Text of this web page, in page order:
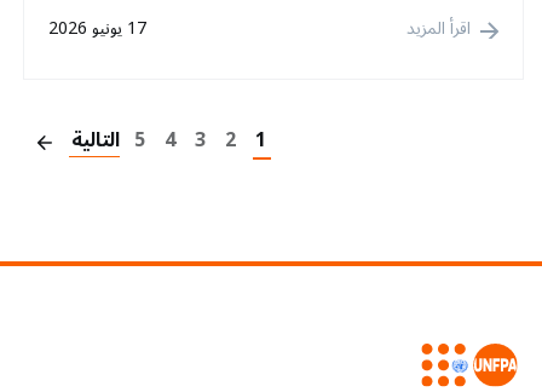
17 يونيو 2026 اقرأ المزيد
1
2
3
4
5 التالية